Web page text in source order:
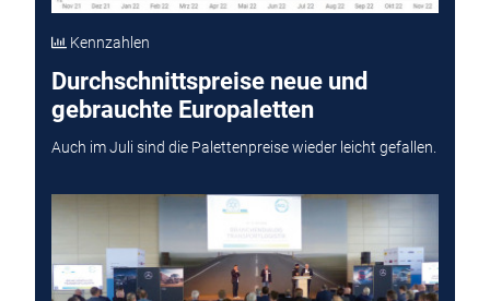
Kennzahlen
Durchschnittspreise neue und
gebrauchte Europaletten
Auch im Juli sind die Palettenpreise wieder leicht gefallen.